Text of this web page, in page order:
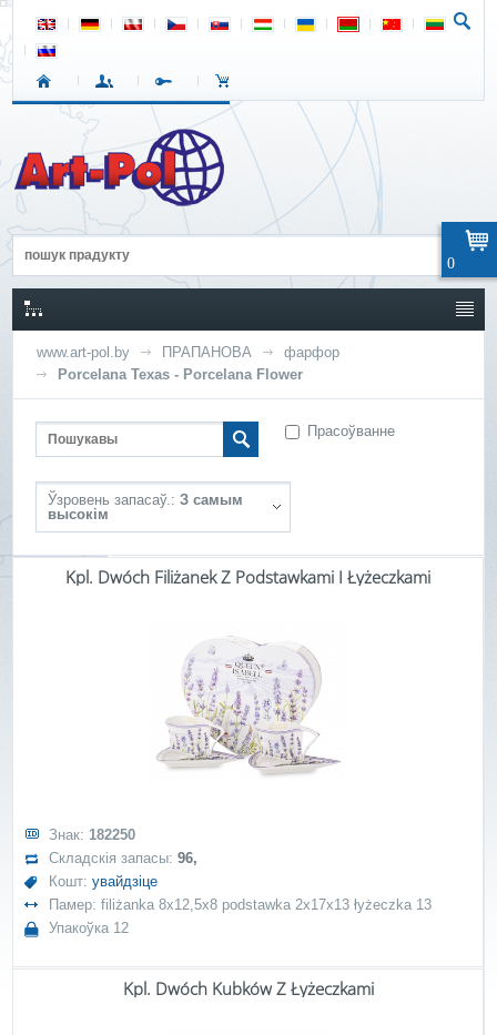
www.art-pol.by ПРАПАНОВА
фарфор
Porcelana Texas - Porcelana Flower
Прасоўванне
Ўзровень запасаў.: З самым
высокім
Kpl. Dwóch Filiżanek Z Podstawkami I Łyżeczkami
Знак: 182250
Складскія запасы:96,
Кошт:увайдзіце
Памер: filiżanka 8x12,5x8 podstawka 2x17x13 łyżeczka 13
Упакоўка 12
Kpl. Dwóch Kubków Z Łyżeczkami
0